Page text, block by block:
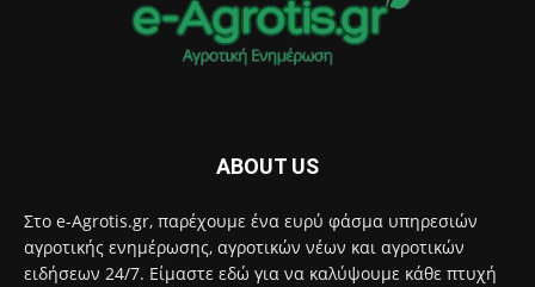
ABOUT US
Στο e-Agrotis.gr, παρέχουμε ένα ευρύ φάσμα υπηρεσιών
αγροτικής ενημέρωσης, αγροτικών νέων και αγροτικών
ειδήσεων 24/7. Είμαστε εδώ για να καλύψουμε κάθε πτυχή